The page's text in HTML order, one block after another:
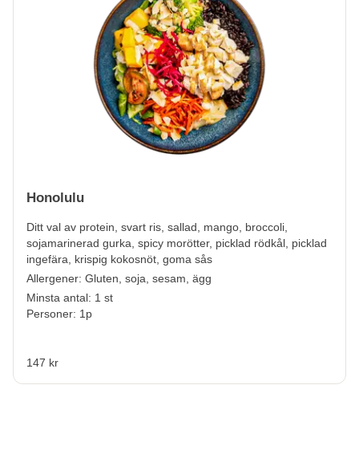
Honolulu
Ditt val av protein, svart ris, sallad, mango, broccoli,
sojamarinerad gurka, spicy morötter, picklad rödkål, picklad
ingefära, krispig kokosnöt, goma sås
Allergener: Gluten, soja, sesam, ägg
Minsta antal: 1 st
Personer: 1p
147 kr